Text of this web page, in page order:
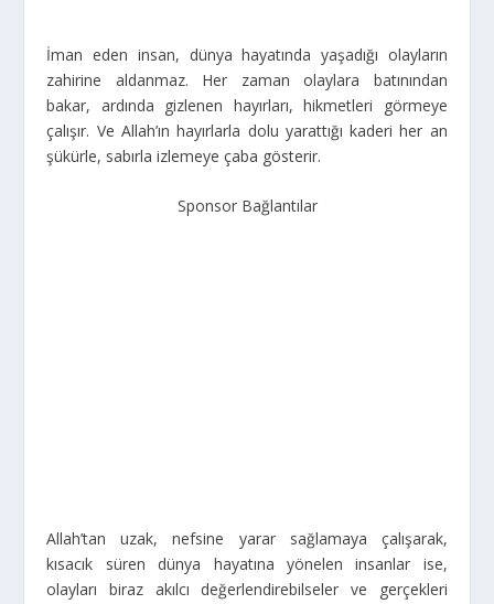
İman eden insan, dünya hayatında yaşadığı olayların
zahirine aldanmaz. Her zaman olaylara batınından
bakar, ardında gizlenen hayırları, hikmetleri görmeye
çalışır. Ve Allah’ın hayırlarla dolu yarattığı kaderi her an
şükürle, sabırla izlemeye çaba gösterir.
Sponsor Bağlantılar
Allah’tan uzak, nefsine yarar sağlamaya çalışarak,
kısacık süren dünya hayatına yönelen insanlar ise,
olayları biraz akılcı değerlendirebilseler ve gerçekleri